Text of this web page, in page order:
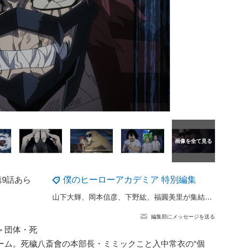
僕のヒーローアカデミア 特別編集
山下大輝、岡本信彦、下野紘、福圓美里が集結！ 「僕のヒーローアカデミア」ラジオ2番組の公開録音イベント開催
編集部にメッセージを送る
話あら
団体・死
。死穢八斎會の本部長・ミミックこと入中常衣の“個